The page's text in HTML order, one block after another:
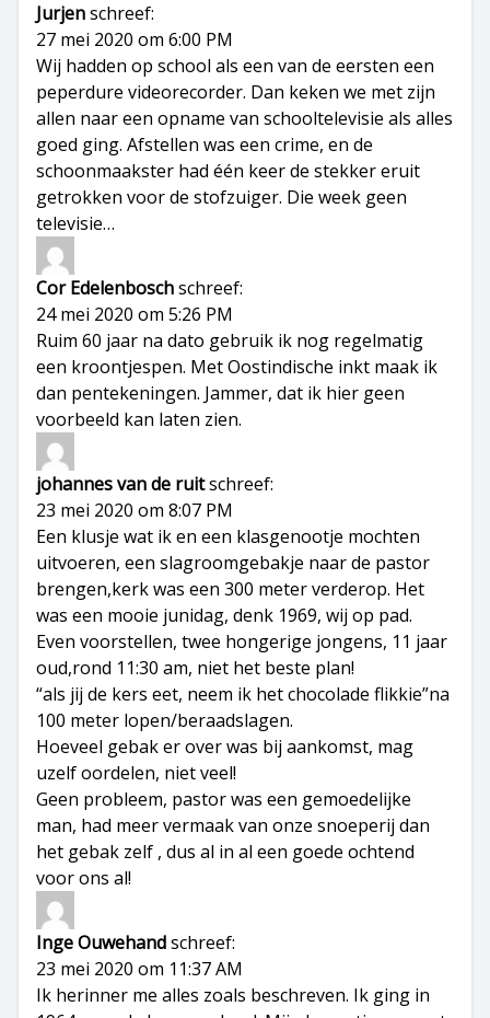
Jurjenschreef:
27 mei 2020 om 6:00 PM
Wij hadden op school als een van de eersten een
peperdure videorecorder. Dan keken we met zijn
allen naar een opname van schooltelevisie als alles
goed ging. Afstellen was een crime, en de
schoonmaakster had één keer de stekker eruit
getrokken voor de stofzuiger. Die week geen
televisie…
Cor Edelenboschschreef:
24 mei 2020 om 5:26 PM
Ruim 60 jaar na dato gebruik ik nog regelmatig
een kroontjespen. Met Oostindische inkt maak ik
dan pentekeningen. Jammer, dat ik hier geen
voorbeeld kan laten zien.
johannes van de ruitschreef:
23 mei 2020 om 8:07 PM
Een klusje wat ik en een klasgenootje mochten
uitvoeren, een slagroomgebakje naar de pastor
brengen,kerk was een 300 meter verderop. Het
was een mooie junidag, denk 1969, wij op pad.
Even voorstellen, twee hongerige jongens, 11 jaar
oud,rond 11:30 am, niet het beste plan!
“als jij de kers eet, neem ik het chocolade flikkie”na
100 meter lopen/beraadslagen.
Hoeveel gebak er over was bij aankomst, mag
uzelf oordelen, niet veel!
Geen probleem, pastor was een gemoedelijke
man, had meer vermaak van onze snoeperij dan
het gebak zelf , dus al in al een goede ochtend
voor ons al!
Inge Ouwehandschreef:
23 mei 2020 om 11:37 AM
Ik herinner me alles zoals beschreven. Ik ging in